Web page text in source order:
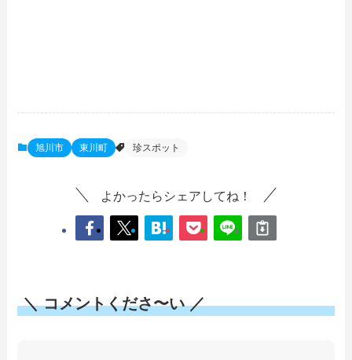
旭川市 東川町 珍スポット
よかったらシェアしてね！
＼ コメントくださ〜い ／